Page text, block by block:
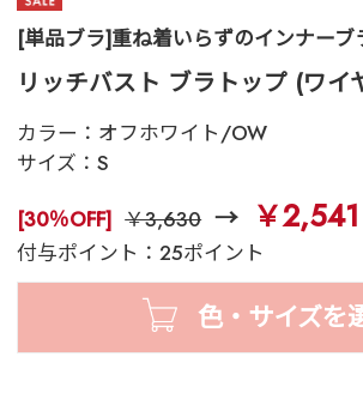
[単品ブラ]重ね着いらずのインナーブ
リッチバスト ブラトップ (ワイ
カラー： オフホワイト/OW
サイズ： S
[30％OFF] ￥3,630 ￥2,541
付与ポイント：25ポイント
色・サイズを